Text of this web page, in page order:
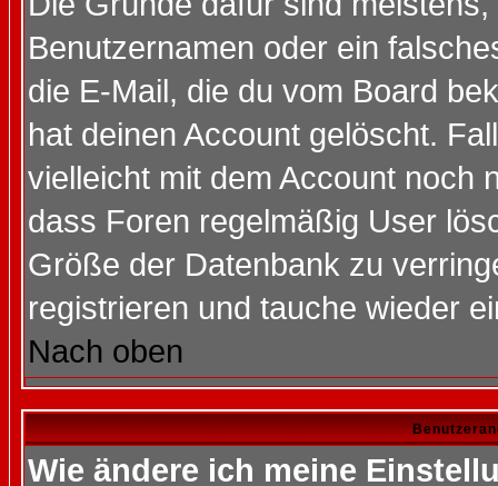
Benutzernamen oder ein
die E-Mail, die du vom Board
hat deinen Account gelöscht.
vielleicht mit dem Account noch
dass Foren regelmäßig User
Größe der Datenbank zu
registrieren und tauche wieder
Nach oben
Wie ändere ich meine